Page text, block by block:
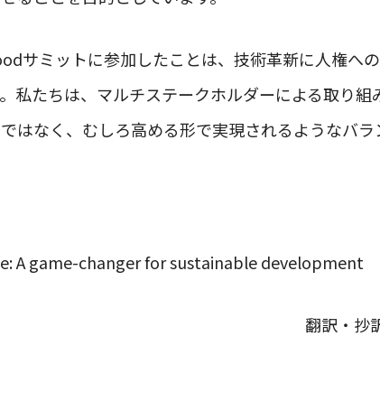
サミットに参加したことは、技術革新に人権へ
私たちは、マルチステークホルダーによる取り組
はなく、むしろ高める形で実現されるようなバ
A game-changer for sustainable development
翻訳・抄